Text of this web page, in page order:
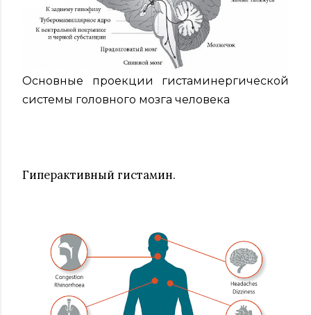
Основные проекции гистаминергической
системы головного мозга человека
Гиперактивный гистамин.